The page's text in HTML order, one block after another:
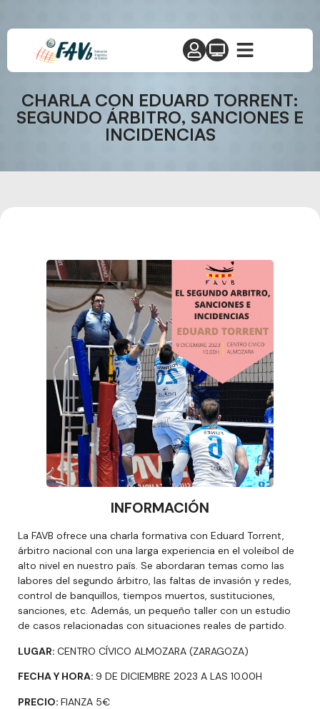
CHARLA CON EDUARD TORRENT:
SEGUNDO ÁRBITRO, SANCIONES E
INCIDENCIAS
INFORMACIÓN
La FAVB ofrece una charla formativa con Eduard Torrent,
árbitro nacional con una larga experiencia en el voleibol de
alto nivel en nuestro país. Se abordaran temas como las
labores del segundo árbitro, las faltas de invasión y redes,
control de banquillos, tiempos muertos, sustituciones,
sanciones, etc. Además, un pequeño taller con un estudio
de casos relacionadas con situaciones reales de partido.
LUGAR: CENTRO CÍVICO ALMOZARA (ZARAGOZA)
FECHA Y HORA: 9 DE DICIEMBRE 2023 A LAS 10.00H
PRECIO: FIANZA 5€